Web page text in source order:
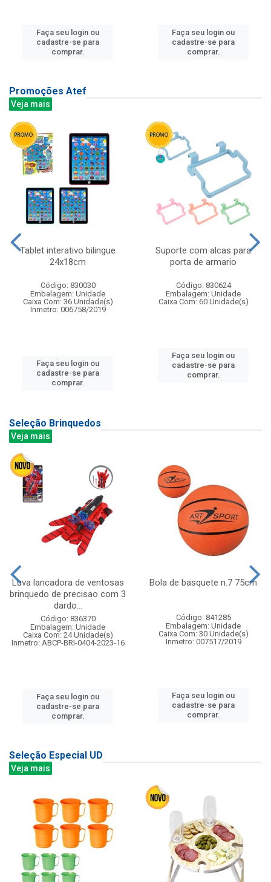
Faça seu login ou
cadastre-se para
comprar.
Faça seu login ou
cadastre-se para
comprar.
Promoções Atef
Veja mais
Tablet interativo bilingue
24x18cm
Código: 830030
Embalagem: Unidade
Caixa Com: 36 Unidade(s)
Inmetro: 006758/2019
Faça seu login ou
cadastre-se para
comprar.
Suporte com alcas para
porta de armario
Código: 830624
Embalagem: Unidade
Caixa Com: 60 Unidade(s)
Faça seu login ou
cadastre-se para
comprar.
Seleção Brinquedos
Veja mais
Luva lancadora de ventosas
brinquedo de precisao com 3
dardo...
Código: 836370
Embalagem: Unidade
Caixa Com: 24 Unidade(s)
Inmetro: ABCP-BRI-0404-2023-16
Faça seu login ou
cadastre-se para
comprar.
Bola de basquete n.7 75cm
Código: 841285
Embalagem: Unidade
Caixa Com: 30 Unidade(s)
Inmetro: 007517/2019
Faça seu login ou
cadastre-se para
comprar.
Seleção Especial UD
Veja mais